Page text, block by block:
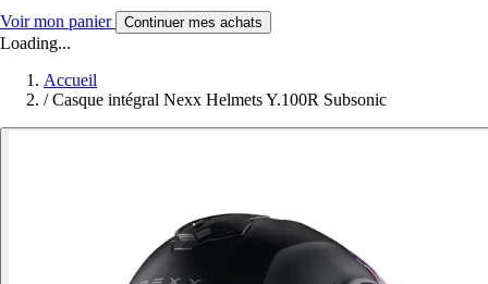
Voir mon panier Continuer mes achats
Loading...
Accueil
/ Casque intégral Nexx Helmets Y.100R Subsonic